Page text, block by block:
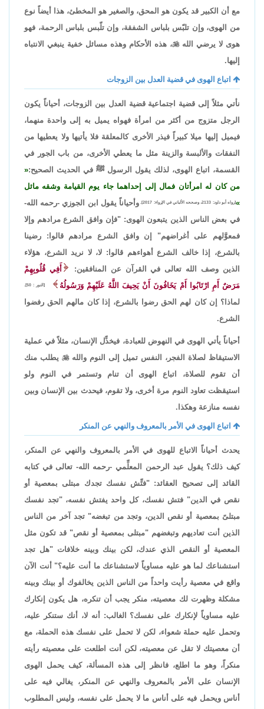
مع أن الكبير قد يكون هو المحق، والصغير هو المخطئ، هذا أيضاً نوع
من الهوى، وإن تلبّس بلباس الشفقة، وإن تلّبس بلباس الرحمة، فهو
هوى لا يرضي الله، هذه الأحكام وهذه مسائل خفية ينبغي الانتباه
إليها.
اتباع الهوى في قضية العدل بين الزوجات
نأتي مثلاً إلى قضية اجتماعية قضية العدل بين الزوجات، أحياناً يكون
الرجل متزوج من أكثر من امرأة فهواه يميل به إلى واحدة منهما،
فيميل إليها ميلا كبيراً فيذر الأخرى كالمعلقة فلا يأتيها ولا يعطيها من
النفقات والألبسة والزينة مثل ما يعطي الأخرى، من باب الجور في
القسمة، اتباع الهوى، لذلك يقول الرسول ﷺ في الحديث الصحيح:
من كان له امرأتان فمال إلى إحداهما جاء يوم القيامة وشقه مائل
[رواه أبو داود: 2133، وصححه الألباني في الإرواء: 2017].
وأحياناً يقول ابن الجوزي -رحمه الله-
في بعض الناس الذين يتبعون الهوى: "فإن وافق الشرع مرادهم وإلا
فمعوَّلهم على أغراضهم" إن وافق الشرع مرادهم قالوا: رضينا
بالشرع، إذا خالف الشرع أهواءهم قالوا: لا، لا نريد الشرع، هؤلاء
الذين وصف الله تعالى في القرآن عن المنافقين:
أَفِي قُلُوبِهِمْ
مَرَضٌ أَمِ ارْتَابُوا أَمْ يَخَافُونَ أَنْ يَحِيفَ اللَّهُ عَلَيْهِمْ وَرَسُولُهُ
[النور : 50].
لماذا؟ إن كان لهم الحق رضوا بالشرع، إذا كان مالهم الحق رفضوا
الشرع.
أحياناً يأتي الهوى في النهوض للعبادة، فيخذِّل الإنسان، مثلاً في عملية
الاستيقاظ لصلاة الفجر، النفس تميل إلى النوم والله يطلب منك
أن تقوم للصلاة، اتباع الهوى أن تنام وتستمر في النوم ولو
استيقظت تعاود النوم مرة أخرى، ولا تقوم، فيحدث بين الإنسان وبين
نفسه منازعة وهكذا.
اتباع الهوى في الأمر بالمعروف والنهي عن المنكر
يحدث أحياناً الاتباع للهوى في الأمر بالمعروف والنهي عن المنكر،
كيف ذلك؟ يقول عبد الرحمن المعلِّمي -رحمه الله- تعالى في كتابه
القائد إلى تصحيح العقائد: "فتِّش نفسك تجدك مبتلى بمعصية أو
نقص في الدين" فتش نفسك، كل واحد يفتش نفسه، "تجد نفسك
مبتلىً بمعصية أو نقص الدين، وتجد من تبغضه" تجد آخر من الناس
الذين أنت تعاديهم وتبغضهم "مبتلى بمعصية أو نقص" قد تكون مثل
المعصية أو النقص الذي عندك، لكن بينك وبينه خلافات "هل تجد
استشناعك لما هو عليه مساوياً لاستشناعك ما أنت عليه؟" أنت الآن
واقع في معصية رأيت واحداً من الناس الذين يخالفوك أو بينك وبينه
مشكلة وظهرت لك معصيته، منكر يجب أن تنكره، هل يكون إنكارك
عليه مساوياً لإنكارك على نفسك؟ الغالب: أنه لا، أنك ستنكر عليه،
وتحمل عليه حملة شعواء، لكن لا تحمل على نفسك هذه الحملة، مع
أن معصيتك لا تقل عن معصيته، لكن أنت اطلعت على معصيته رأيته
منكراً، وهو ما اطلع، فانظر إلى هذه المسألة، كيف يحمل الهوى
الإنسان على الأمر بالمعروف والنهي عن المنكر، يغالي فيه على
أناس ويحمل فيه على أناس ما لا يحمل على نفسه، وليس المطلوب